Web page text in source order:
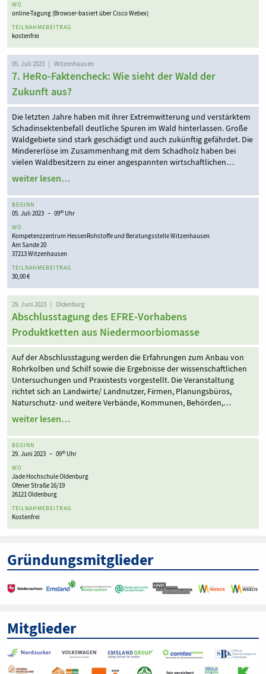
WO
online-Tagung (Browser-basiert über Cisco Webex)
TEILNAHMEBEITRAG
kostenfrei
05. Juli 2023 | Witzenhausen
7. HeRo-Faktencheck: Wie sieht der Wald der
Zukunft aus?
Die letzten Jahre haben mit ihrer Extremwitterung und verstärktem
Schadinsektenbefall deutliche Spuren im Wald hinter­lassen. Große
Waldgebiete sind stark geschädigt und auch zukünftig gefährdet. Die
Mindererlöse im Zusammenhang mit dem Schadholz haben bei
vielen Waldbesitzern zu einer angespannten wirtschaftlichen…
weiter lesen…
BEGINN
05. Juli 2023 – 0940Uhr
WO
Kompetenzzentrum HessenRohstoffe und Beratungsstelle Witzenhausen
Am Sande 20
37213 Witzenhausen
TEILNAHMEBEITRAG
30,00 €
29. Juni 2023 | Oldenburg
Abschlusstagung des EFRE-Vorhabens
Produktketten aus Niedermoorbiomasse
Auf der Abschlusstagung werden die Erfahrungen zum Anbau von
Rohrkolben und Schilf sowie die Ergebnisse der wissenschaftlichen
Untersuchungen und Praxistests vorgestellt. Die Veranstaltung
richtet sich an Landwirte/ Landnutzer, Firmen, Planungsbüros,
Naturschutz- und weitere Verbände, Kommunen, Behörden,…
weiter lesen…
BEGINN
29. Juni 2023 – 0930Uhr
WO
Jade Hochschule Oldenburg
Ofener Straße 16/19
26121 Oldenburg
TEILNAHMEBEITRAG
Kostenfrei
Gründungsmitglieder
Mitglieder